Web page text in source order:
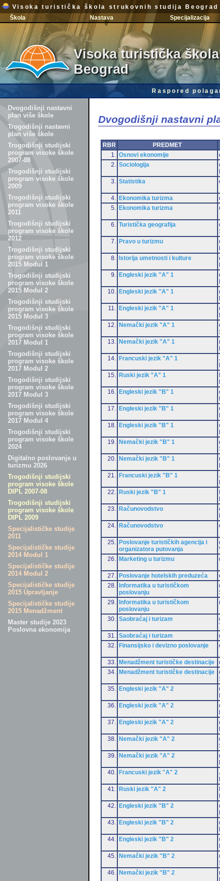
Visoka turistička škola strukovnih studija Beograd
Škola
Nastava Specijalizacija
Visoka turistička
Beograd
Raspored
Dvogodišnji nastavni
plan više škole
Trogodišnji nastavni
plan više škole
Trogodišnji studijski
program visoke škole
2007-08
Trogodišnji studijski
program visoke škole
2009
Trogodišnji studijski
program visoke škole
2011
Trogodišnji studijski
program visoke škole
2012
Trogodišnji studijski
program visoke škole
2015 Modul 1
Trogodišnji studijski
program visoke škole
2015 Modul 2
Trogodišnji studijski
program visoke škole
2015 Modul 3
Trogodišnji studijski
program visoke škole
2017 Modul 1
Trogodišnji studijski
program visoke škole
2017 Modul 2
Trogodišnji studijski
program visoke škole
2017 Modul 3
Trogodišnji studijski
program visoke škole
2017 Modul 4
Trogodišnji studijski
program visoke škole
2024
Digitalno poslovanje u
turizmu 2026
Trogodišnji studijski
program visoke škole
DIPL 2007-08
Trogodišnji studijski
program visoke škole
DIPL 2009
Specijalističke studije
2011
Specijalističke studije
2014 Modul 1
Specijalističke studije
2014 Modul 2
Specijalističke studije
2015 Upravljanje
Specijalističke studije
2015 Menadžment
Master studije 2023
Poslovna ekonomija
Dvogodišnji nastavni
RBR
PREDMET
1.
Osnovi ekonomije
2.
Sociologija
3.
Statistika
4. Ekonomika turizma
5.
Ekonomika turizma
6. Turistička geografija
7.
Pravo u turizmu
8.
Istorija umetnosti i kulture
9.
Engleski jezik "A" 1
10.
Engleski jezik "A" 1
11.
Engleski jezik "A" 1
12.
Nemački jezik "A" 1
13.
Nemački jezik "A" 1
14.
Francuski jezik "A" 1
15.
Ruski jezik "A" 1
16.
Engleski jezik "B" 1
17.
Engleski jezik "B" 1
18.
Engleski jezik "B" 1
19.
Nemački jezik "B" 1
20.
Nemački jezik "B" 1
21.
Francuski jezik "B" 1
22.
Ruski jezik "B" 1
23.
Računovodstvo
24.
Računovodstvo
25.
Poslovanje turističkih agencija i
organizatora putovanja
26.
Marketing u turizmu
27. Poslovanje hotelskih preduzeća
28.
Informatika u turističkom
poslovanju
29.
Informatika u turističkom
poslovanju
30. Saobraćaj i turizam
31.
Saobraćaj i turizam
32.
Finansijsko i devizno poslovanje
33. Menadžment turističke destinacije
34.
Menadžment turističke destinacije
35.
Engleski jezik "A" 2
36.
Engleski jezik "A" 2
37.
Engleski jezik "A" 2
38.
Nemački jezik "A" 2
39.
Nemački jezik "A" 2
40.
Francuski jezik "A" 2
41.
Ruski jezik "A" 2
42.
Engleski jezik "B" 2
43.
Engleski jezik "B" 2
44.
Engleski jezik "B" 2
45.
Nemački jezik "B" 2
46.
Nemački jezik "B" 2